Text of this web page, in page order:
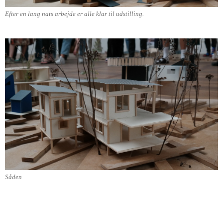
Efter en lang nats arbejde er alle klar til udstilling.
Såden